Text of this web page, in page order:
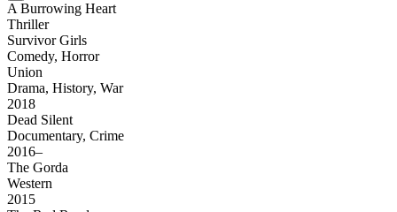
A Burrowing Heart
Thriller
Survivor Girls
Comedy, Horror
Union
Drama, History, War
2018
Dead Silent
Documentary, Crime
2016–
The Gorda
Western
2015